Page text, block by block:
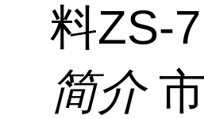
料ZS-
简介